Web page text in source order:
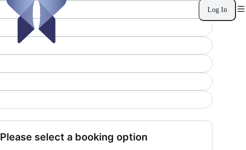
Log In
Please select a booking option